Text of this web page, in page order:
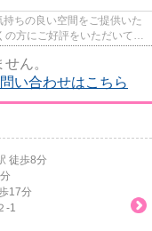
ちの良い空間をご提供いた
の方にご好評をいただいてい
ん。
い合わせはこちら
徒歩8分
17分
-1